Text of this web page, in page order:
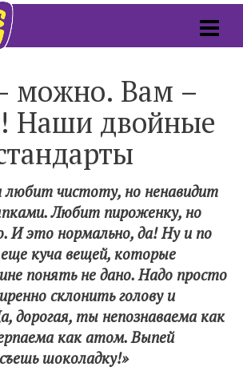
можно. Вам –
Наши двойные
любит чистоту, но ненавидит
Любит пироженку, но
И это нормально, да! Ну и по
куча вещей, которые
понять не дано. Надо просто
склонить голову и
дорогая, ты непознаваема как
как атом. Выпей
шоколадку!»